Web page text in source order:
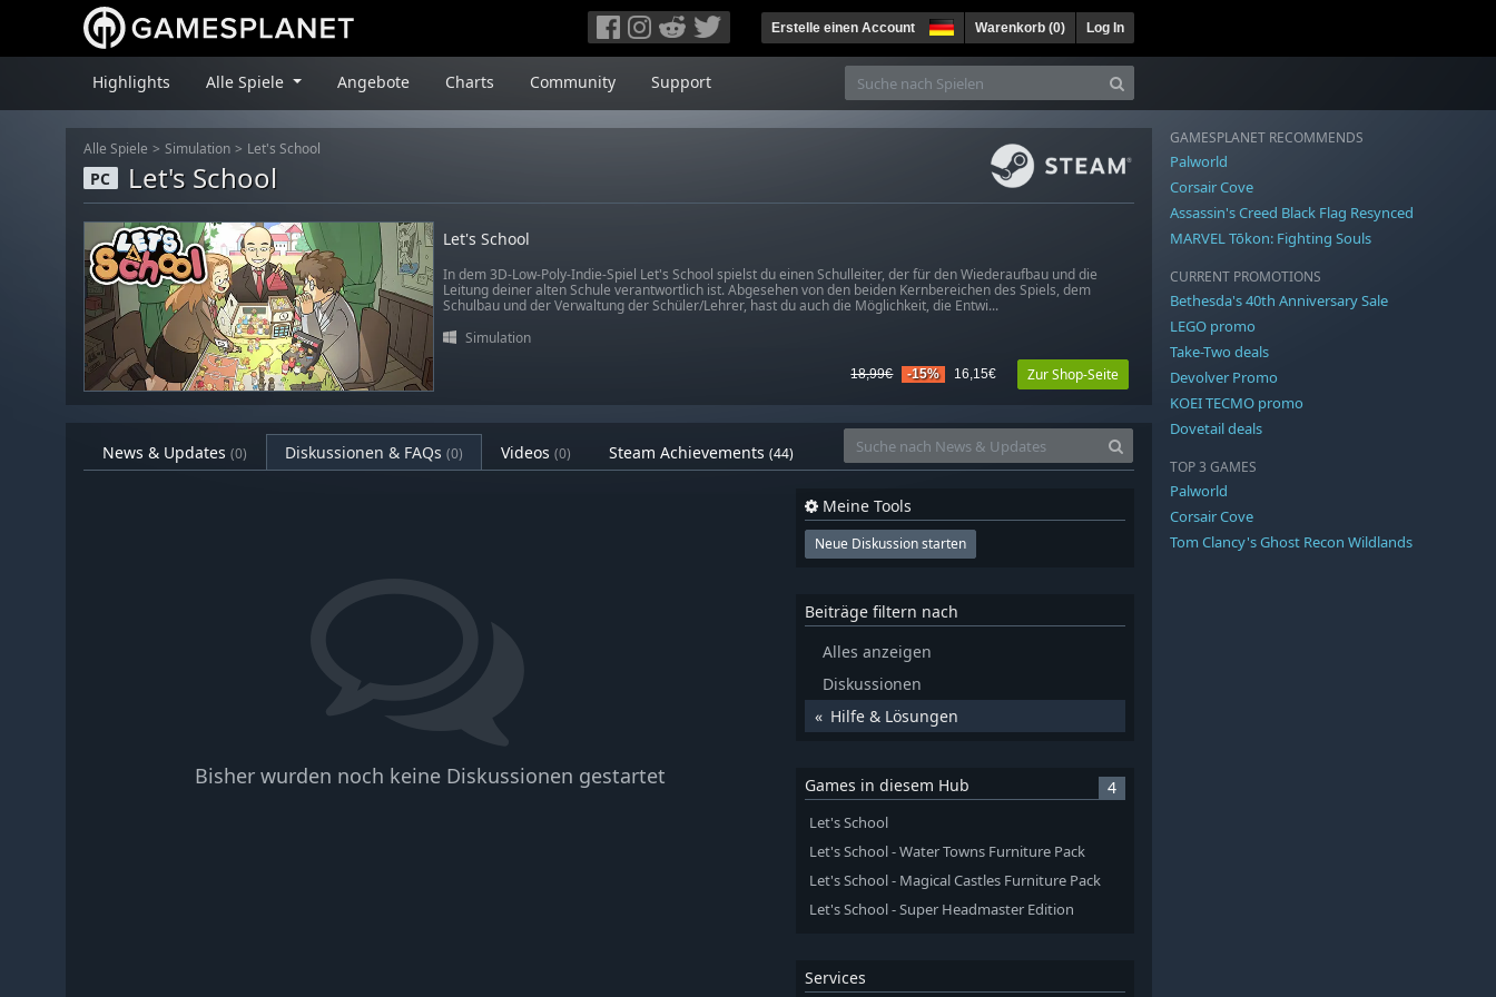
Erstelle einen Account Warenkorb (0) Log In
Highlights Alle Spiele Angebote Charts Community Support
Alle Spiele Simulation Let's School
PC Let's School
Let's School
In dem 3D-Low-Poly-Indie-Spiel Let's School spielst du einen Schulleiter, der für den Wiederaufbau und die
Leitung deiner alten Schule verantwortlich ist. Abgesehen von den beiden Kernbereichen des Spiels, dem
Schulbau und der Verwaltung der Schüler/Lehrer, hast du auch die Möglichkeit, die Entwi...
Simulation
18,99€ -15% 16,15€ Zur Shop-Seite
News & Updates (0) Diskussionen & FAQs (0) Videos (0) Steam Achievements (44)
Bisher wurden noch keine Diskussionen gestartet
Meine Tools
Neue Diskussion starten
Beiträge filtern nach
Alles anzeigen
Diskussionen
Hilfe & Lösungen
Games in diesem Hub 4
Let's School
Let's School - Water Towns Furniture Pack
Let's School - Magical Castles Furniture Pack
Let's School - Super Headmaster Edition
Services
GAMESPLANET RECOMMENDS
Palworld
Corsair Cove
Assassin's Creed Black Flag Resynced
MARVEL Tōkon: Fighting Souls
CURRENT PROMOTIONS
Bethesda's 40th Anniversary Sale
LEGO promo
Take-Two deals
Devolver Promo
KOEI TECMO promo
Dovetail deals
TOP 3 GAMES
Palworld
Corsair Cove
Tom Clancy's Ghost Recon Wildlands